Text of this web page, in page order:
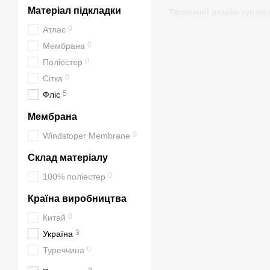
Тактичний дизайн
Матеріал підкладки
Атлас 0
Мембрана 0
Поліестер 0
Сітка 0
Фліс 5
Мембрана
Windstoper Membrane 0
Склад матеріалу
100% поліестер 0
Країна виробництва
Китай 0
Україна 3
Туреччина 0